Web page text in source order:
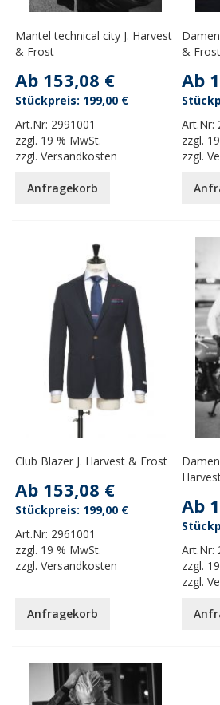
Mantel technical city J. Harvest
& Frost
Ab 153,08 €
Art.Nr: 2991001
zzgl. 19 % MwSt.
zzgl.Versandkosten
199,00 €
Anfragekorb
& Frost
Ab
Art.Nr:
zzgl.
zzgl.
Club Blazer J. Harvest & Frost
Ab 153,08 €
Art.Nr: 2961001
zzgl. 19 % MwSt.
zzgl.Versandkosten
199,00 €
Anfragekorb
Ab
Art.Nr:
zzgl.
zzgl.